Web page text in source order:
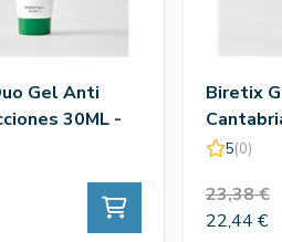
Gel Anti
30ML -
Labs
Biretix
5(0)
23,38 €
22,44 €